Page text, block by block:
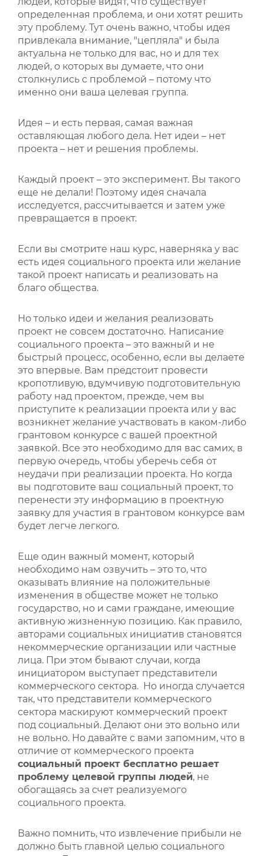
определенная проблема, и они хотят решить
эту проблему. Тут очень важно, чтобы идея
привлекала внимание, "цепляла" и была
актуальна не только для вас, но и для тех
людей, о которых вы думаете, что они
столкнулись с проблемой – потому что
именно они ваша целевая группа.
Идея – и есть первая, самая важная
оставляющая любого дела. Нет идеи – нет
проекта – нет и решения проблемы.
Каждый проект – это эксперимент. Вы такого
еще не делали! Поэтому идея сначала
исследуется, рассчитывается и затем уже
превращается в проект.
Если вы смотрите наш курс, наверняка у вас
есть идея социального проекта или желание
такой проект написать и реализовать на
благо общества.
Но только идеи и желания реализовать
проект не совсем достаточно. Написание
социального проекта – это важный и не
быстрый процесс, особенно, если вы делаете
это впервые. Вам предстоит провести
кропотливую, вдумчивую подготовительную
работу над проектом, прежде, чем вы
приступите к реализации проекта или у вас
возникнет желание участвовать в каком-либо
грантовом конкурсе с вашей проектной
заявкой. Все это необходимо для вас самих, в
первую очередь, чтобы уберечь себя от
неудачи при реализации проекта. Но когда
вы подготовите ваш социальный проект, то
перенести эту информацию в проектную
заявку для участия в грантовом конкурсе вам
будет легче легкого.
Еще один важный момент, который
необходимо нам озвучить – это то, что
оказывать влияние на положительные
изменения в обществе может не только
государство, но и сами граждане, имеющие
активную жизненную позицию. Как правило,
авторами социальных инициатив становятся
некоммерческие организации или частные
лица. При этом бывают случаи, когда
инициатором выступает представители
коммерческого сектора. Но иногда случается
так, что представители коммерческого
сектора маскируют коммерческий проект
под социальный. Делают они это вольно или
не вольно. Но давайте с вами запомним, что в
отличие от коммерческого проекта
социальный проект бесплатно решает
проблему целевой группы людей, не
обогащаясь за счет реализуемого
социального проекта.
Важно помнить, что извлечение прибыли не
должно быть главной целью социального